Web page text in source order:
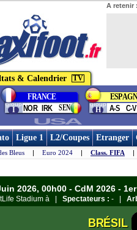
A retenir :
& Calendrier TV
group
I
FRANCE
SEN
NOR IRK group
H A-S C-V
USA
Ligue 1 L2/Coupes Etranger
Bleus | Euro 2024 | Class. FIFA |
2026, 00h00 - CdM 2026 -
Stadium à | Spectateurs : - |
BRÉSIL